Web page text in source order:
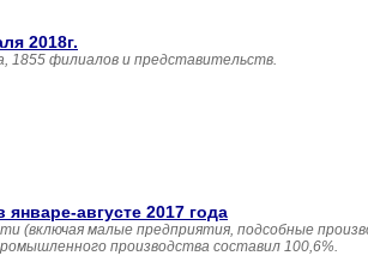
2018г.
1855 филиалов и представительств.
августе 2017 года
(включая малые предприятия, подсобные
производства составил 100,6%.